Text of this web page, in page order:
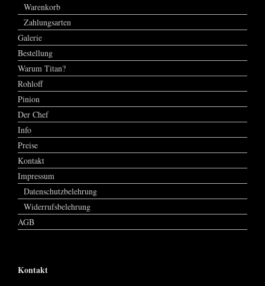
Warenkorb
Zahlungsarten
Galerie
Bestellung
Warum Titan?
Rohloff
Pinion
Der Chef
Info
Preise
Kontakt
Impressum
Datenschutzbelehrung
Widerrufsbelehrung
AGB
Kontakt